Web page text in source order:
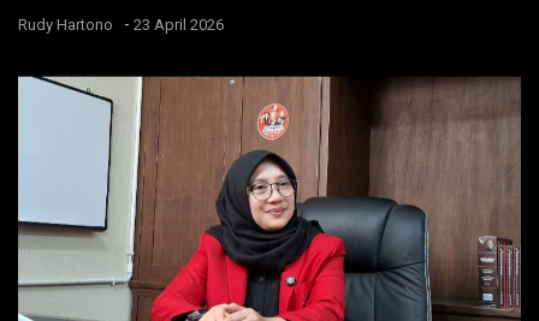
Rudy Hartono - 23 April 2026